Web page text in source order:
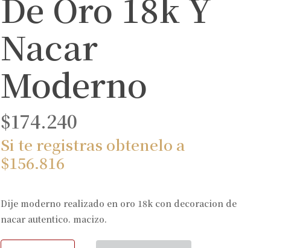
Nacar
Moderno
$174.240
Si te registras obtenelo a
$156.816
Dije moderno realizado en oro 18k con decoracion de
nacar autentico. macizo.